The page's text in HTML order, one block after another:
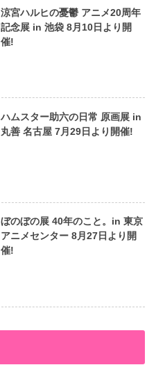
涼宮ハルヒの憂鬱 アニメ20周年
記念展 in 池袋 8月10日より開
催!
ハムスター助六の日常 原画展 in
丸善 名古屋 7月29日より開催!
ぼのぼの展 40年のこと。in 東京
アニメセンター 8月27日より開
催!